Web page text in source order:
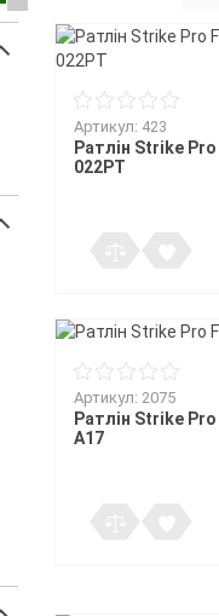
Чохли та сумки
спінінгіста
Сигналізатори
Підставки та тримачі
Рід-поди
Аксесуари для підставок та
власників
Тримачі
Відра
Артикул: 423
Ратлін Strike
022PT
Артикул: 2075
Ратлін Strike
A17